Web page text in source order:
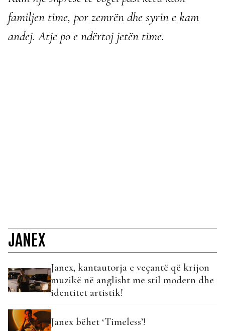
familjen time, por zemrën dhe syrin e kam
andej. Atje po e ndërtoj jetën time.
JANEX
Janex, kantautorja e veçantë që krijon
muzikë në anglisht me stil modern dhe
identitet artistik!
Janex bëhet ‘Timeless’!